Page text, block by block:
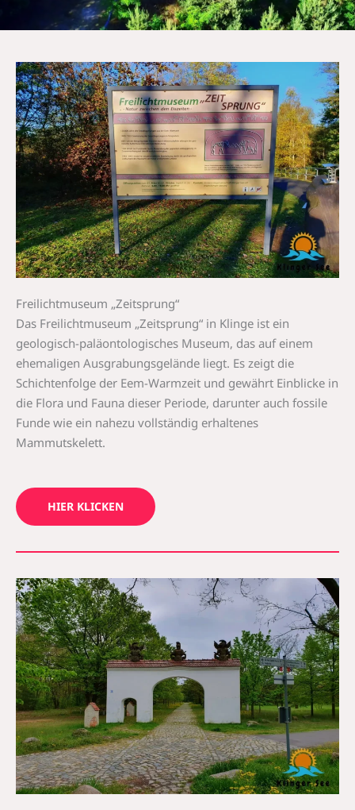
Freilichtmuseum „Zeitsprung“
Das Freilichtmuseum „Zeitsprung“ in Klinge ist ein
geologisch-paläontologisches Museum, das auf einem
ehemaligen Ausgrabungsgelände liegt. Es zeigt die
Schichtenfolge der Eem-Warmzeit und gewährt Einblicke in
die Flora und Fauna dieser Periode, darunter auch fossile
Funde wie ein nahezu vollständig erhaltenes
Mammutskelett.
HIER KLICKEN